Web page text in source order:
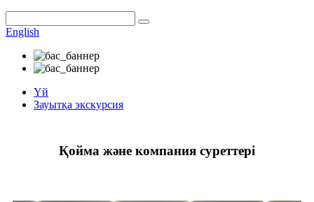
English
Үй
Зауытқа экскурсия
Қойма және компания суреттері